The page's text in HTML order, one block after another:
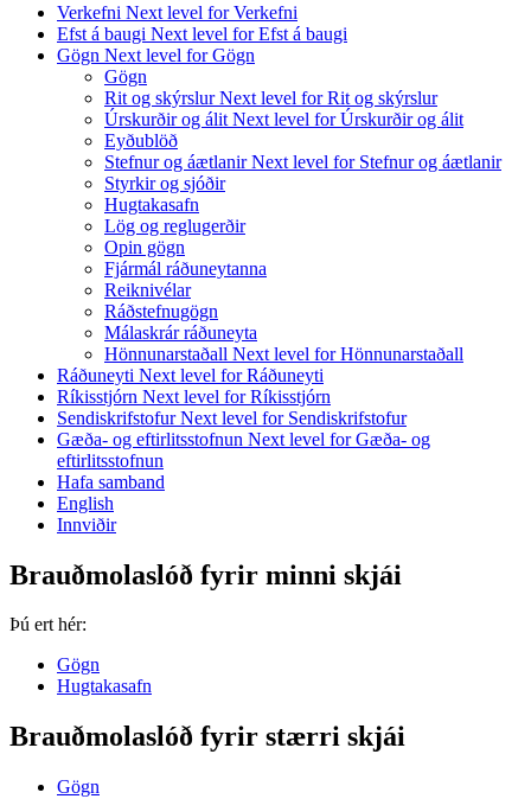
Verkefni Next level for Verkefni
Efst á baugi Next level for Efst á baugi
Gögn Next level for Gögn
Gögn
Rit og skýrslurNext level for Rit og skýrslur
Úrskurðir og álit Next level for Úrskurðir og álit
Eyðublöð
Stefnur og áætlanirNext level for Stefnur og áætlanir
Styrkir og sjóðir
Hugtakasafn
Lög og reglugerðir
Opin gögn
Fjármál ráðuneytanna
Reiknivélar
Ráðstefnugögn
Málaskrár ráðuneyta
Hönnunarstaðall Next level for Hönnunarstaðall
Ráðuneyti Next level for Ráðuneyti
Ríkisstjórn Next level for Ríkisstjórn
SendiskrifstofurNext level for Sendiskrifstofur
Gæða- og eftirlitsstofnun Next level for Gæða- og
eftirlitsstofnun
Hafa samband
English
Innviðir
Brauðmolaslóð fyrir minni skjái
Þú ert hér:
Gögn
Hugtakasafn
Brauðmolaslóð fyrir stærri skjái
Gögn